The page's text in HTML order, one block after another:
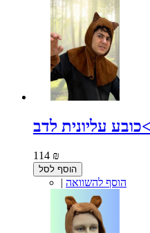
כובע עליונית לדב<
114 ₪
הוסף לסל
| הוסף להשוואה